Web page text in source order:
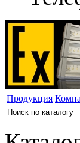
Продукция